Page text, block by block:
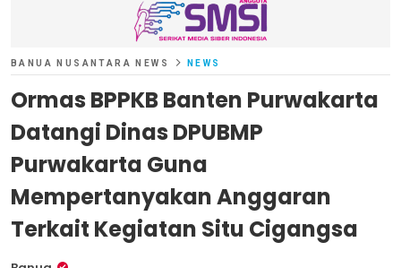
BANUA NUSANTARA NEWS NEWS
Ormas BPPKB Banten Purwakarta
Datangi Dinas DPUBMP
Purwakarta Guna
Mempertanyakan Anggaran
Terkait Kegiatan Situ Cigangsa